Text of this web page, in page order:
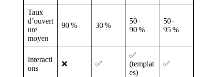
Taux
d’ouvert
ure
moyen
90 % 30 %
50–
90 %
50–
95 %
Interacti
ons
❌ ✅
✅
(templat
es)
✅